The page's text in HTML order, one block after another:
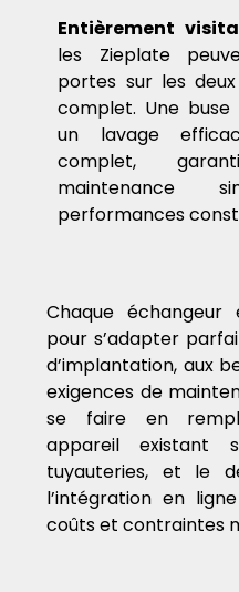
Entièrement
les Zieplate
portes sur les
complet. Une
un lavage
complet,
maintenance
performances
Chaque
pour s’adapter
d’implantation, aux
exigences de
se faire en
appareil existant
tuyauteries, et le
l’intégration en
coûts et contraintes